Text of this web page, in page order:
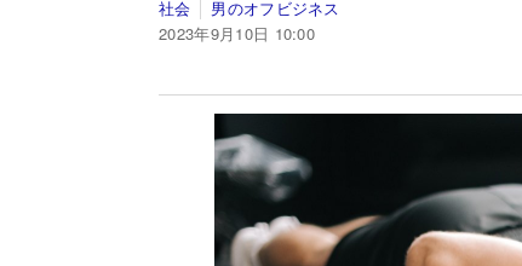
社会
男のオフビジネス
2023年9月10日 10:00